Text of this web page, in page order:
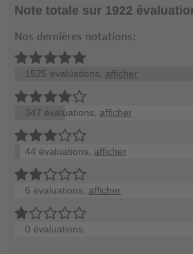
Note totale sur 1922
Nos dernières notations:
1525 évaluations, afficher
347 évaluations, afficher
44 évaluations, afficher
6 évaluations, afficher
0 évaluations,